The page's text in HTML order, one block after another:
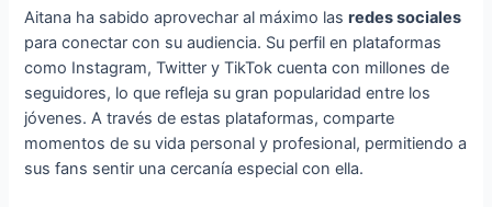
Aitana ha sabido aprovechar al máximo lasredes sociales
para conectar con su audiencia. Su perfil en plataformas
como Instagram, Twitter y TikTok cuenta con millones de
seguidores, lo que refleja su gran popularidad entre los
jóvenes. A través de estas plataformas, comparte
momentos de su vida personal y profesional, permitiendo a
sus fans sentir una cercanía especial con ella.